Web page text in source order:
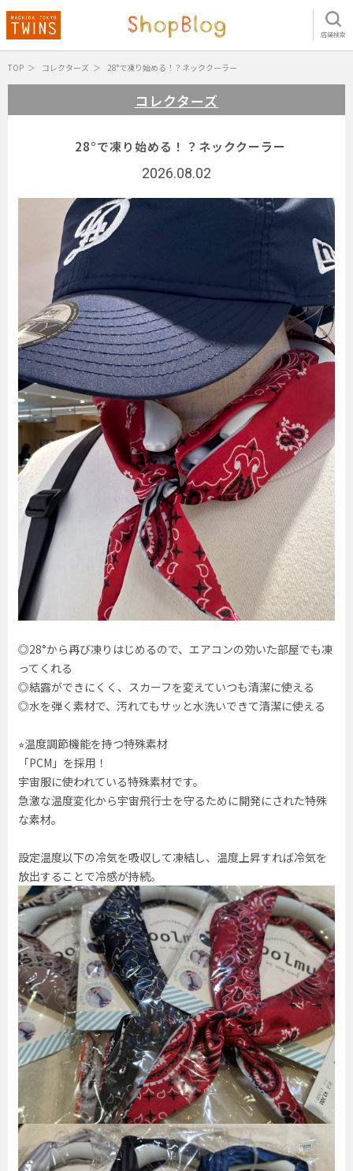
店舗検索
TOP コレクターズ 28°で凍り始める！？ネッククーラー
コレクターズ
28°で凍り始める！？ネッククーラー
2026.08.02
◎28°から再び凍りはじめるので、エアコンの効いた部屋でも凍
ってくれる
◎結露ができにくく、スカーフを変えていつも清潔に使える
◎水を弾く素材で、汚れてもサッと水洗いできて清潔に使える
⭐︎温度調節機能を持つ特殊素材
「PCM」を採用！
宇宙服に使われている特殊素材です。
急激な温度変化から宇宙飛行士を守るために開発にされた特殊
な素材。
設定温度以下の冷気を吸収して凍結し、温度上昇すれば冷気を
放出することで冷感が持続。